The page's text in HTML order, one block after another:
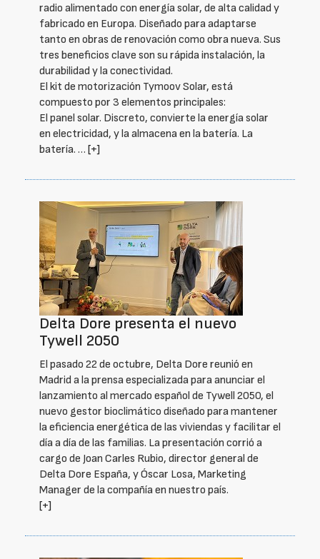
radio alimentado con energía solar, de alta calidad y
fabricado en Europa. Diseñado para adaptarse
tanto en obras de renovación como obra nueva. Sus
tres beneficios clave son su rápida instalación, la
durabilidad y la conectividad.
El kit de motorización Tymoov Solar, está
compuesto por 3 elementos principales:
El panel solar. Discreto, convierte la energía solar
en electricidad, y la almacena en la batería. La
batería. … [+]
Delta Dore presenta el nuevo
Tywell 2050
El pasado 22 de octubre, Delta Dore reunió en
Madrid a la prensa especializada para anunciar el
lanzamiento al mercado español de Tywell 2050, el
nuevo gestor bioclimático diseñado para mantener
la eficiencia energética de las viviendas y facilitar el
día a día de las familias. La presentación corrió a
cargo de Joan Carles Rubio, director general de
Delta Dore España, y Óscar Losa, Marketing
Manager de la compañía en nuestro país.
[+]